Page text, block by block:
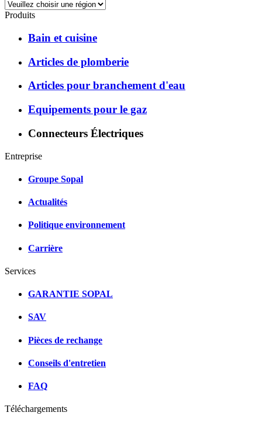
Produits
Bain et cuisine
Articles de plomberie
Articles pour branchement d'eau
Equipements pour le gaz
Connecteurs Électriques
Entreprise
Groupe Sopal
Actualités
Politique environnement
Carrière
Services
GARANTIE SOPAL
SAV
Pièces de rechange
Conseils d'entretien
FAQ
Téléchargements